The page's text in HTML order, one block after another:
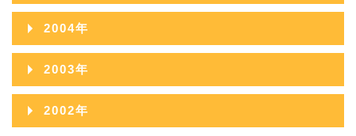
2014年01月
2013年02月
2013年01月
2012年03月
2012年02月
2012年01月
2011年05月
2011年03月
2011年02月
2010年06月
2010年05月
2010年03月
2009年07月
2009年06月
2009年05月
2008年08月
2008年07月
2008年06月
2008年05月
2007年10月
2007年09月
2007年08月
2007年07月
2006年11月
2006年10月
2006年09月
2006年08月
2005年12月
2005年11月
2005年10月
2005年09月
2004年
2004年12月
2004年11月
2004年10月
2003年
2003年12月
2002年